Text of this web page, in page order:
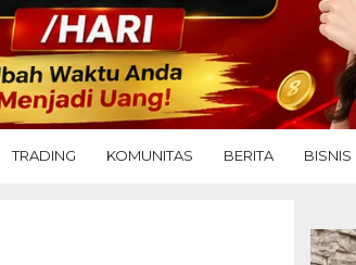
TRADING KOMUNITAS BERITA BISNIS